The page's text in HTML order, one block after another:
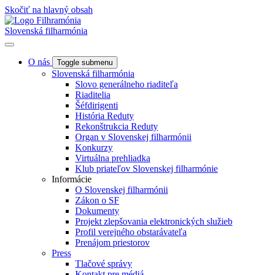
Skočiť na hlavný obsah
Slovenská filharmónia
O nás Toggle submenu
Slovenská filharmónia
Slovo generálneho riaditeľa
Riaditelia
Šéfdirigenti
História Reduty
Rekonštrukcia Reduty
Organ v Slovenskej filharmónii
Konkurzy
Virtuálna prehliadka
Klub priateľov Slovenskej filharmónie
Informácie
O Slovenskej filharmónii
Zákon o SF
Dokumenty
Projekt zlepšovania elektronických služieb
Profil verejného obstarávateľa
Prenájom priestorov
Press
Tlačové správy